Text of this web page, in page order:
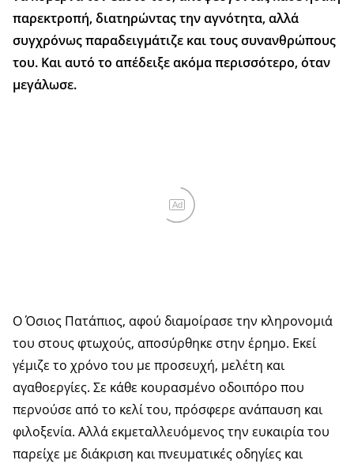
παρεκτροπή, διατηρώντας την αγνότητα, αλλά
συγχρόνως παραδειγμάτιζε και τους συνανθρώπους
του. Και αυτό το απέδειξε ακόμα περισσότερο, όταν
μεγάλωσε.
Ad
Ο Όσιος Πατάπιος, αφού διαμοίρασε την κληρονομιά
του στους φτωχούς, αποσύρθηκε στην έρημο. Εκεί
γέμιζε το χρόνο του με προσευχή, μελέτη και
αγαθοεργίες. Σε κάθε κουρασμένο οδοιπόρο που
περνούσε από το κελί του, πρόσφερε ανάπαυση και
φιλοξενία. Αλλά εκμεταλλευόμενος την ευκαιρία του
παρείχε με διάκριση και πνευματικές οδηγίες και